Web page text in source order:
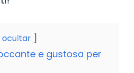
ocultar
e gustosa per